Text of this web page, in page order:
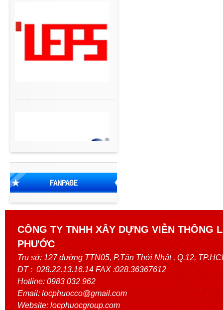
FANPAGE
CÔNG TY TNHH XÂY DỰNG VIỄN THÔNG
PHƯỚC
Trụ sở: 127 đường TTN05, P.Tân Thới Nhất, Q.12,
ĐT : 028.22.13.16.14 FAX :028.36367612
Hotline: 0983 032 962
Email: locphuocco@gmail.com
Website: locphuocgroup.com